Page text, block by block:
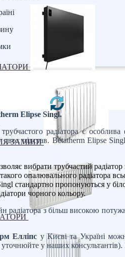
ЗАМІНИ
Elipse Singl.
радіатора є
двох підстав. Betatherm Elipse
вибрати трубчастий радіатор
опалювального радіатора
стандартно пропонуються у
чорного кольору.
радіатора з більш високою
Елліпс у Києві та Україні
уточнюйте у наших